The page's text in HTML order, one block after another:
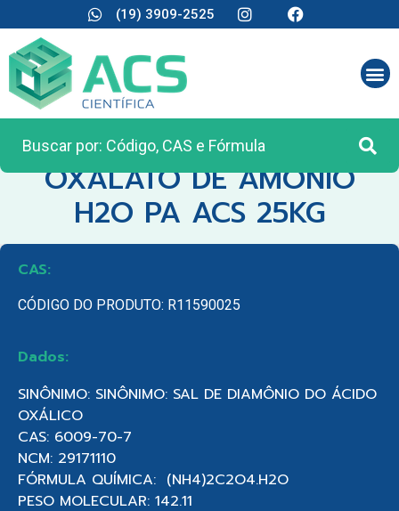
(19) 3909-2525
CATEGORIA: MATÉRIA PRIMA
OXALATO DE AMONIO
H2O PA ACS 25KG
CAS:
CÓDIGO DO PRODUTO: R11590025
Dados:
SINÔNIMO: SINÔNIMO: SAL DE DIAMÔNIO DO ÁCIDO
OXÁLICO
CAS: 6009-70-7
NCM: 29171110
FÓRMULA QUÍMICA: (NH4)2C2O4.H2O
PESO MOLECULAR: 142.11